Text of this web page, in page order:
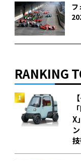
フ
RANKING
X